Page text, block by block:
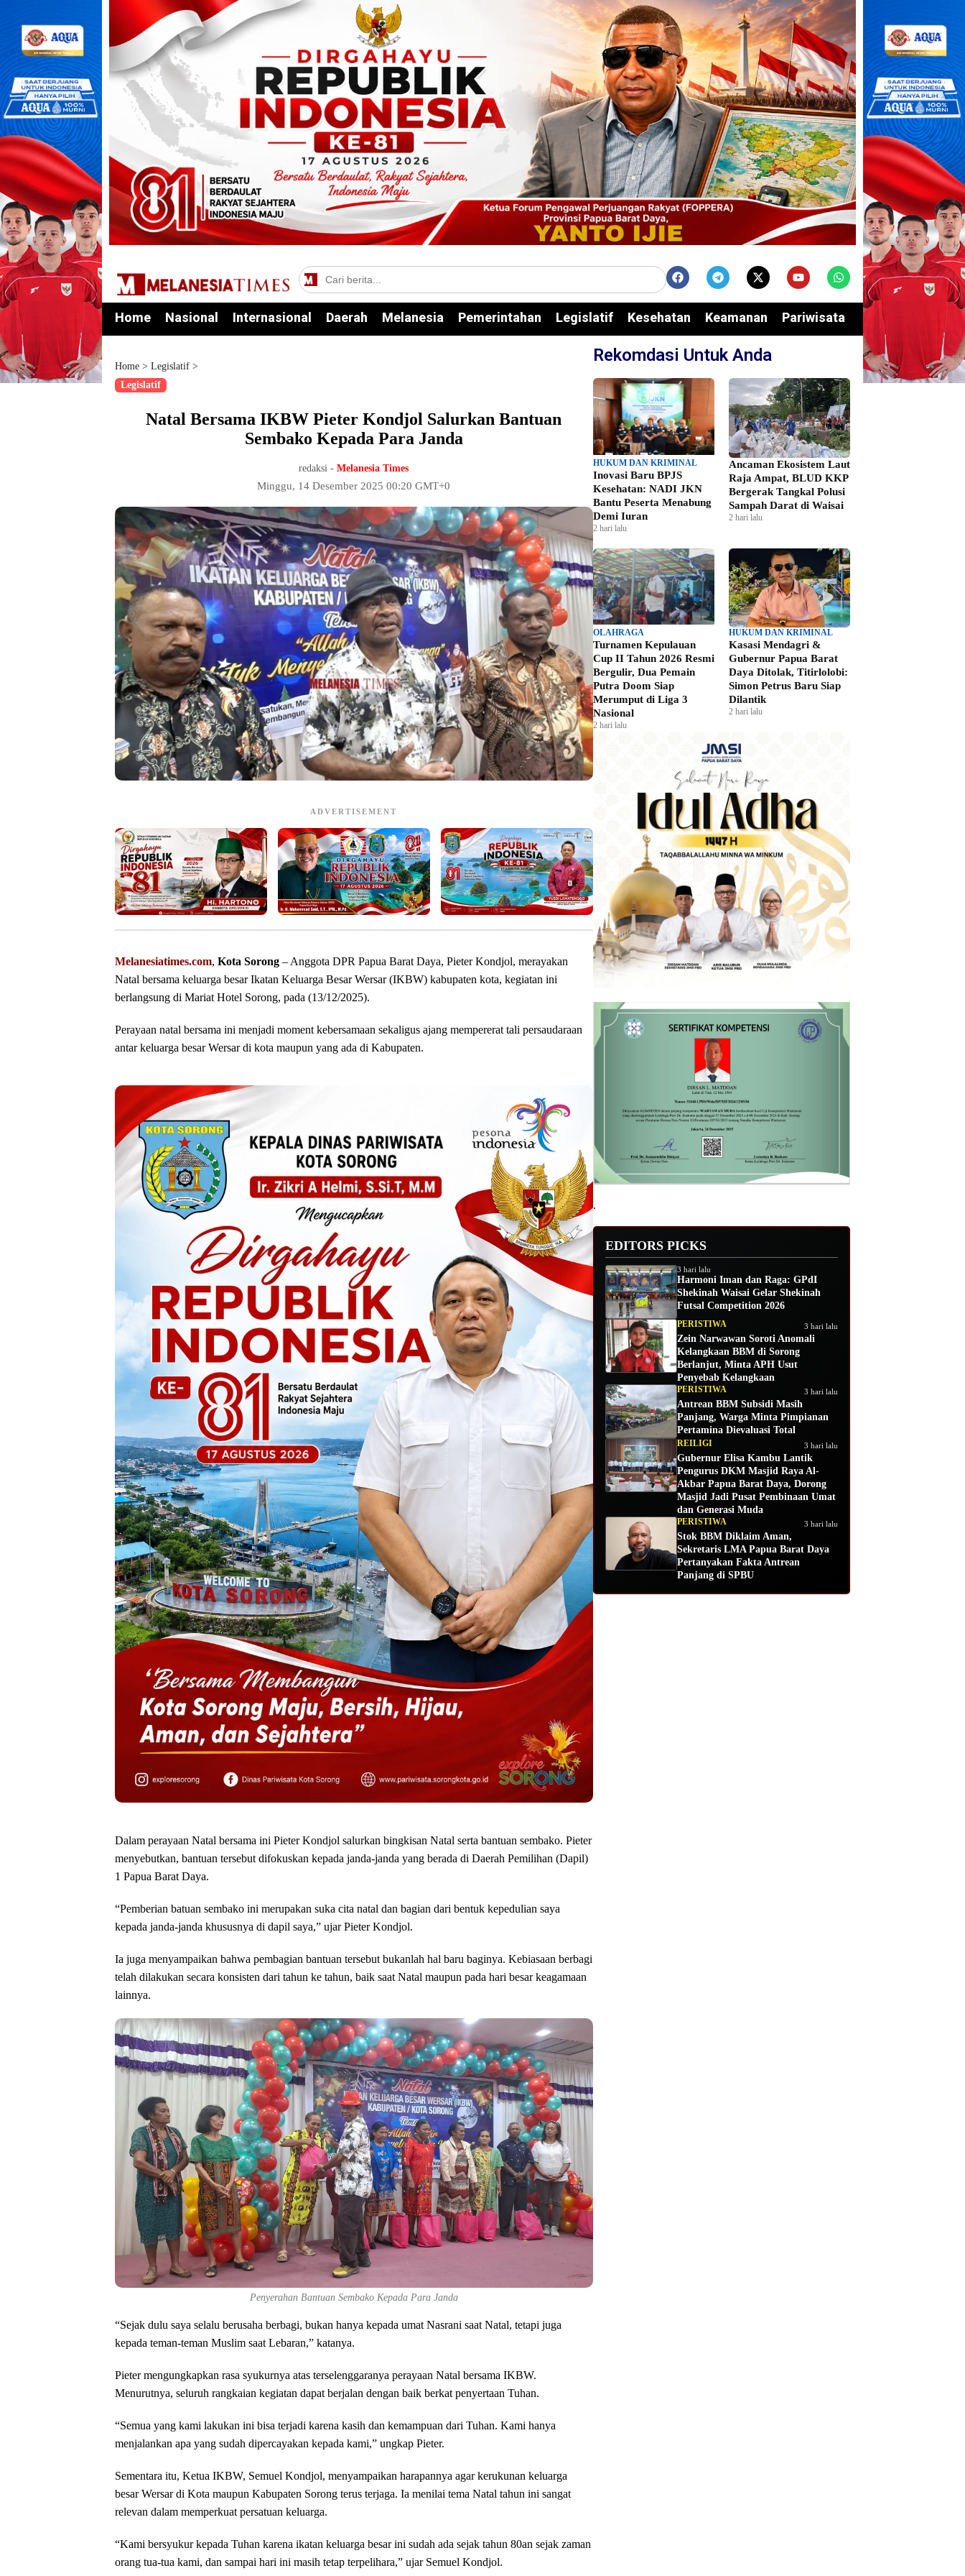
Home Nasional Internasional Daerah Melanesia Pemerintahan Legislatif Kesehatan Keamanan Pariwisata Edukasi
Home > Legislatif >
Legislatif
Natal Bersama IKBW Pieter Kondjol Salurkan Bantuan
Sembako Kepada Para Janda
redaksi -Melanesia Times
Minggu, 14 Desember 2025 00:20 GMT+0
ADVERTISEMENT
Melanesiatimes.com, Kota Sorong – Anggota DPR Papua Barat Daya, Pieter Kondjol, merayakan
Natal bersama keluarga besar Ikatan Keluarga Besar Wersar (IKBW) kabupaten kota, kegiatan ini
berlangsung di Mariat Hotel Sorong, pada (13/12/2025).
Perayaan natal bersama ini menjadi moment kebersamaan sekaligus ajang mempererat tali persaudaraan
antar keluarga besar Wersar di kota maupun yang ada di Kabupaten.
Dalam perayaan Natal bersama ini Pieter Kondjol salurkan bingkisan Natal serta bantuan sembako. Pieter
menyebutkan, bantuan tersebut difokuskan kepada janda-janda yang berada di Daerah Pemilihan (Dapil)
1 Papua Barat Daya.
“Pemberian batuan sembako ini merupakan suka cita natal dan bagian dari bentuk kepedulian saya
kepada janda-janda khususnya di dapil saya,” ujar Pieter Kondjol.
Ia juga menyampaikan bahwa pembagian bantuan tersebut bukanlah hal baru baginya. Kebiasaan berbagi
telah dilakukan secara konsisten dari tahun ke tahun, baik saat Natal maupun pada hari besar keagamaan
lainnya.
Penyerahan Bantuan Sembako Kepada Para Janda
“Sejak dulu saya selalu berusaha berbagi, bukan hanya kepada umat Nasrani saat Natal, tetapi juga
kepada teman-teman Muslim saat Lebaran,” katanya.
Pieter mengungkapkan rasa syukurnya atas terselenggaranya perayaan Natal bersama IKBW.
Menurutnya, seluruh rangkaian kegiatan dapat berjalan dengan baik berkat penyertaan Tuhan.
“Semua yang kami lakukan ini bisa terjadi karena kasih dan kemampuan dari Tuhan. Kami hanya
menjalankan apa yang sudah dipercayakan kepada kami,” ungkap Pieter.
Sementara itu, Ketua IKBW, Semuel Kondjol, menyampaikan harapannya agar kerukunan keluarga
besar Wersar di Kota maupun Kabupaten Sorong terus terjaga. Ia menilai tema Natal tahun ini sangat
relevan dalam memperkuat persatuan keluarga.
“Kami bersyukur kepada Tuhan karena ikatan keluarga besar ini sudah ada sejak tahun 80an sejak zaman
orang tua-tua kami, dan sampai hari ini masih tetap terpelihara,” ujar Semuel Kondjol.
Rekomdasi Untuk Anda
HUKUM DAN KRIMINAL
Inovasi Baru BPJS
Kesehatan: NADI JKN
Bantu Peserta Menabung
Demi Iuran
2 hari lalu
Ancaman Ekosistem Laut
Raja Ampat, BLUD KKP
Bergerak Tangkal Polusi
Sampah Darat di Waisai
2 hari lalu
OLAHRAGA
Turnamen Kepulauan
Cup II Tahun 2026 Resmi
Bergulir, Dua Pemain
Putra Doom Siap
Merumput di Liga 3
Nasional
2 hari lalu
HUKUM DAN KRIMINAL
Kasasi Mendagri &
Gubernur Papua Barat
Daya Ditolak, Titirlolobi:
Simon Petrus Baru Siap
Dilantik
2 hari lalu
.
EDITORS PICKS
3 hari lalu
Harmoni Iman dan Raga: GPdI
Shekinah Waisai Gelar Shekinah
Futsal Competition 2026
PERISTIWA 3 hari lalu
Zein Narwawan Soroti Anomali
Kelangkaan BBM di Sorong
Berlanjut, Minta APH Usut
Penyebab Kelangkaan
PERISTIWA 3 hari lalu
Antrean BBM Subsidi Masih
Panjang, Warga Minta Pimpianan
Pertamina Dievaluasi Total
REILIGI 3 hari lalu
Gubernur Elisa Kambu Lantik
Pengurus DKM Masjid Raya Al-
Akbar Papua Barat Daya, Dorong
Masjid Jadi Pusat Pembinaan Umat
dan Generasi Muda
PERISTIWA 3 hari lalu
Stok BBM Diklaim Aman,
Sekretaris LMA Papua Barat Daya
Pertanyakan Fakta Antrean
Panjang di SPBU